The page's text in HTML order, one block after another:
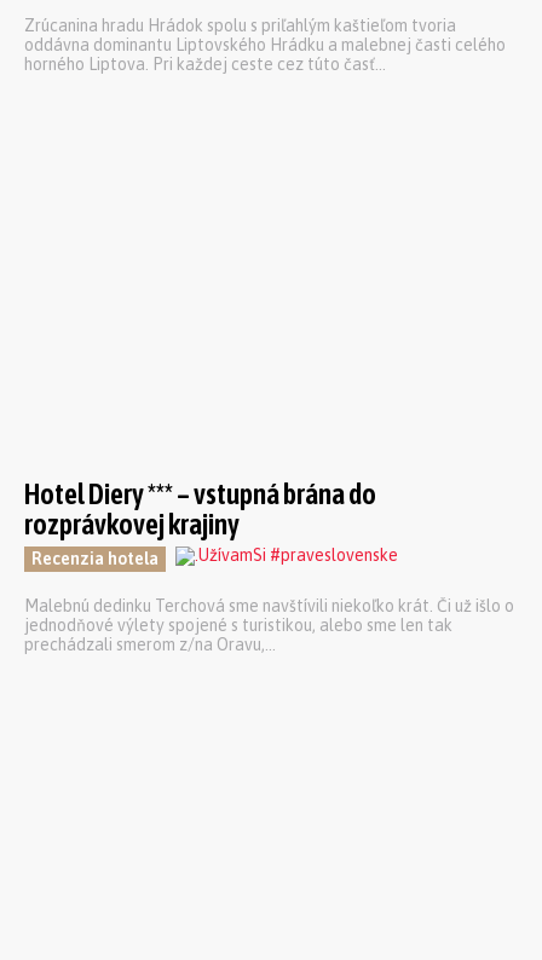
Zrúcanina hradu Hrádok spolu s priľahlým kaštieľom tvoria
oddávna dominantu Liptovského Hrádku a malebnej časti celého
horného Liptova. Pri každej ceste cez túto časť...
Hotel Diery *** – vstupná brána do
rozprávkovej krajiny
Recenzia hotela
Malebnú dedinku Terchová sme navštívili niekoľko krát. Či už išlo o
jednodňové výlety spojené s turistikou, alebo sme len tak
prechádzali smerom z/na Oravu,...